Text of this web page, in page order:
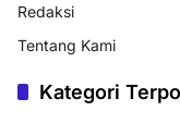
Redaksi
Tentang Kami
Kategori